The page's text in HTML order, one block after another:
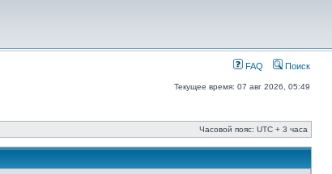
FAQ Поиск
Текущее время: 07 авг 2026, 05:49
Часовой пояс: UTC + 3 часа